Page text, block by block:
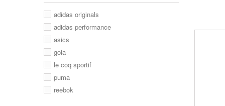
adidas originals
adidas performance
asics
gola
le coq sportif
puma
reebok